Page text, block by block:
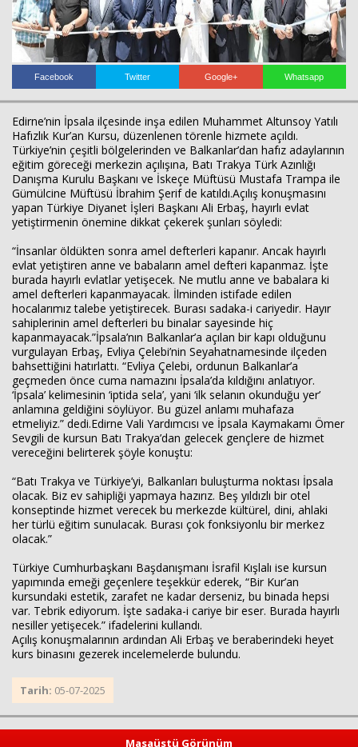
Facebook Twitter Google+ Whatsapp
Edirne’nin İpsala ilçesinde inşa edilen Muhammet Altunsoy Yatılı
Hafızlık Kur’an Kursu, düzenlenen törenle hizmete açıldı.
Türkiye’nin çeşitli bölgelerinden ve Balkanlar’dan hafız adaylarının
eğitim göreceği merkezin açılışına, Batı Trakya Türk Azınlığı
Danışma Kurulu Başkanı ve İskeçe Müftüsü Mustafa Trampa ile
Gümülcine Müftüsü İbrahim Şerif de katıldı.Açılış konuşmasını
yapan Türkiye Diyanet İşleri Başkanı Ali Erbaş, hayırlı evlat
yetiştirmenin önemine dikkat çekerek şunları söyledi:
“İnsanlar öldükten sonra amel defterleri kapanır. Ancak hayırlı
evlat yetiştiren anne ve babaların amel defteri kapanmaz. İşte
burada hayırlı evlatlar yetişecek. Ne mutlu anne ve babalara ki
amel defterleri kapanmayacak. İlminden istifade edilen
hocalarımız talebe yetiştirecek. Burası sadaka-i cariyedir. Hayır
sahiplerinin amel defterleri bu binalar sayesinde hiç
kapanmayacak.”İpsala’nın Balkanlar’a açılan bir kapı olduğunu
vurgulayan Erbaş, Evliya Çelebi’nin Seyahatnamesinde ilçeden
bahsettiğini hatırlattı. “Evliya Çelebi, ordunun Balkanlar’a
geçmeden önce cuma namazını İpsala’da kıldığını anlatıyor.
‘İpsala’ kelimesinin ‘iptida sela’, yani ‘ilk selanın okunduğu yer’
anlamına geldiğini söylüyor. Bu güzel anlamı muhafaza
etmeliyiz.” dedi.Edirne Vali Yardımcısı ve İpsala Kaymakamı Ömer
Sevgili de kursun Batı Trakya’dan gelecek gençlere de hizmet
vereceğini belirterek şöyle konuştu:
“Batı Trakya ve Türkiye’yi, Balkanları buluşturma noktası İpsala
olacak. Biz ev sahipliği yapmaya hazırız. Beş yıldızlı bir otel
konseptinde hizmet verecek bu merkezde kültürel, dini, ahlaki
her türlü eğitim sunulacak. Burası çok fonksiyonlu bir merkez
olacak.”
Türkiye Cumhurbaşkanı Başdanışmanı İsrafil Kışlalı ise kursun
yapımında emeği geçenlere teşekkür ederek, “Bir Kur’an
kursundaki estetik, zarafet ne kadar derseniz, bu binada hepsi
var. Tebrik ediyorum. İşte sadaka-i cariye bir eser. Burada hayırlı
nesiller yetişecek.” ifadelerini kullandı.
Açılış konuşmalarının ardından Ali Erbaş ve beraberindeki heyet
kurs binasını gezerek incelemelerde bulundu.
Tarih: 05-07-2025
Masaüstü Görünüm
Haberin Doğru Adresi.